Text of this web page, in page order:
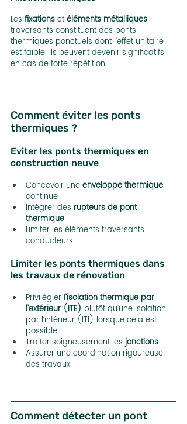
Les fixations et éléments métalliques
traversants constituent des ponts
thermiques ponctuels dont l’effet unitaire
est faible. Ils peuvent devenir significatifs
en cas de forte répétition.
Comment éviter les ponts
thermiques ?
Eviter les ponts thermiques en
construction neuve
Concevoir une enveloppe thermique
continue
Intégrer des rupteurs de pont
thermique
Limiter les éléments traversants
conducteurs
Limiter les ponts thermiques dans
les travaux de rénovation
Privilégier l’isolation thermique par
l’extérieur (ITE) plutôt qu’une isolation
par l’intérieur (ITI) lorsque cela est
possible
Traiter soigneusement les jonctions
Assurer une coordination rigoureuse
des travaux
Comment détecter un pont